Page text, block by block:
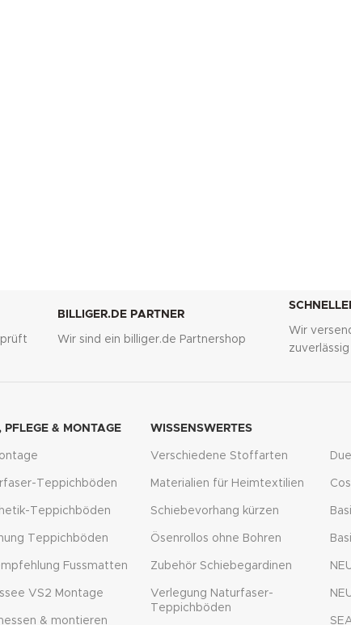
BILLIGER.DE PARTNER
Wir sind ein billiger.de Partnershop
Wir
zuverlässig
PFLEGE & MONTAGE
Teppichböden
Teppichböden
Teppichböden
Fussmatten
VS2 Montage
& montieren
WISSENSWERTES
Verschiedene Stoffarten
Materialien für Heimtextilien
Schiebevorhang kürzen
Ösenrollos ohne Bohren
Zubehör Schiebegardinen
Verlegung Naturfaser-
Teppichböden